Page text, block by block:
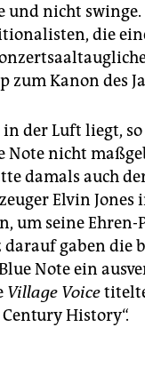
und nicht swinge.
die
zum Kanon des
der Luft liegt,
Note nicht
damals auch
Elvin Jones
um seine Ehren-
darauf gaben die
Note ein
Village Voice
Century History“.